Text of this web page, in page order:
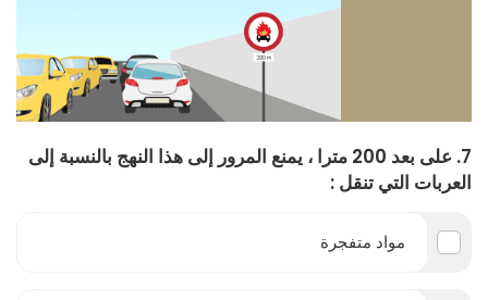
7. على بعد 200 مترا ، يمنع المرور إلى هذا النهج بالنسبة إلى
العربات التي تنقل :
مواد متفجرة